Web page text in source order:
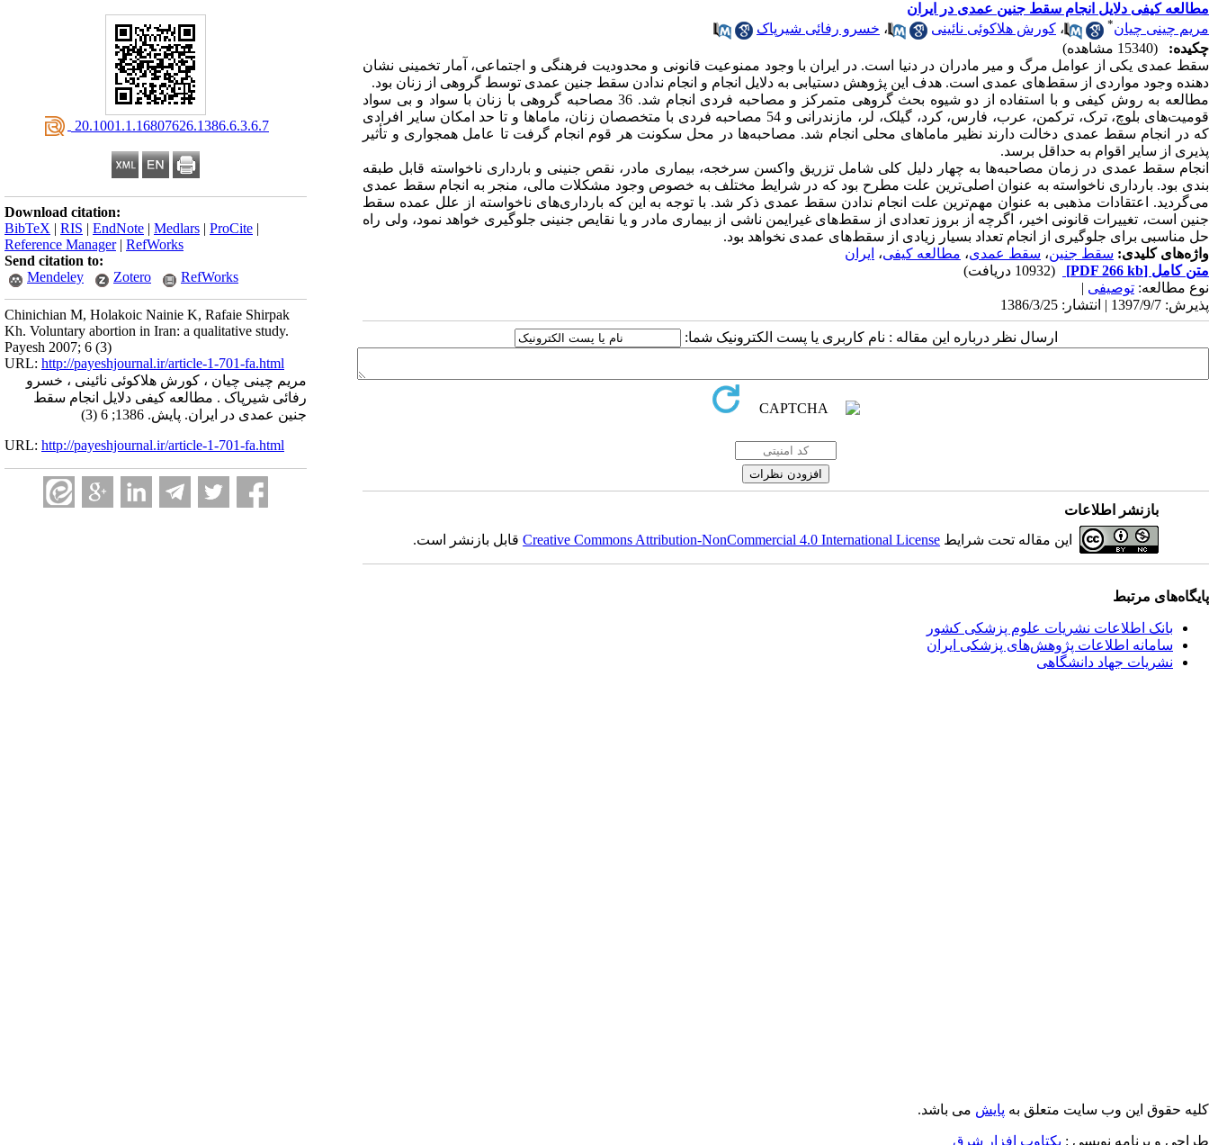
‎ 20.1001.1.16807626.1386.6.3.6.7
Download citation:
BibTeX | RIS | EndNote | Medlars | ProCite |
Reference Manager| RefWorks
Send citation to:
Mendeley
Zotero RefWorks
Chinichian M, Holakoic Nainie K, Rafaie Shirpak
Kh. Voluntary abortion in Iran: a qualitative study.
Payesh 2007; 6 (3)
URL: http://payeshjournal.ir/article-1-701-fa.html
مریم چینی چیان ، کورش هلاکوئی نائینی ، خسرو
رفائی شیرپاک . مطالعه کیفی دلایل انجام سقط
جنین عمدی در ایران. پایش. 1386; 6 (3)
URL: http://payeshjournal.ir/article-1-701-fa.html
مطالعه کیفی دلایل انجام سقط جنین عمدی در ایران
مریم چینی چیان* ، کورش هلاکوئی نائینی ، خسرو رفائی شیرپاک
چکیده:
(15340 مشاهده)
سقط عمدی یکی از عوامل مرگ و میر مادران در دنیا است. در ایران با وجود ممنوعیت قانونی و محدودیت فرهنگی و اجتماعی، آمار تخمینی نشان
دهنده وجود مواردی از سقط‌های عمدی است. هدف این پژوهش دستیابی به دلایل انجام و انجام ندادن سقط جنین عمدی توسط گروهی از زنان بود.
مطالعه به روش کیفی و با استفاده از دو شیوه بحث گروهی متمرکز و مصاحبه فردی انجام شد. 36 مصاحبه گروهی با زنان با سواد و بی سواد
قومیت‌های بلوچ، ترک، ترکمن، عرب، فارس، کرد، گیلک، لر، مازندرانی و 54 مصاحبه فردی با متخصصان زنان، ماماها و تا حد امکان سایر افرادی
که در انجام سقط عمدی دخالت دارند نظیر ماماهای محلی انجام شد. مصاحبه‌ها در محل سکونت هر قوم انجام گرفت تا عامل همجواری و تأثیر
پذیری از سایر اقوام به حداقل برسد.
انجام سقط عمدی در زمان مصاحبه‌ها به چهار دلیل کلی شامل تزریق واکسن سرخجه، بیماری مادر، نقص جنینی و بارداری ناخواسته قابل طبقه
بندی بود. بارداری ناخواسته به عنوان اصلی‌ترین علت مطرح بود که در شرایط مختلف به خصوص وجود مشکلات مالی، منجر به انجام سقط عمدی
می‌گردید. اعتقادات مذهبی به عنوان مهم‌ترین علت انجام ندادن سقط عمدی ذکر شد. با توجه به این که بارداری‌های ناخواسته از علل عمده سقط
جنین است، تغییرات قانونی اخیر، اگرچه از بروز تعدادی از سقط‌های غیرایمن ناشی از بیماری مادر و یا نقایص جنینی جلوگیری خواهد نمود، ولی راه
حل مناسبی برای جلوگیری از انجام تعداد بسیار زیادی از سقط‌های عمدی نخواهد بود.
واژه‌های کلیدی: سقط جنین، سقط عمدی، مطالعه کیفی، ایران
متن کامل [PDF 266 kb]
(10932 دریافت)
نوع مطالعه: توصیفی |
پذیرش: 1397/9/7 | انتشار: 1386/3/25
ارسال نظر درباره این مقاله : نام کاربری یا پست الکترونیک شما:
بازنشر اطلاعات
این مقاله تحت شرایط Creative Commons Attribution-NonCommercial 4.0 International Licenseقابل بازنشر است.
پایگاه‌های مرتبط
بانک اطلاعات نشریات علوم پزشکی کشور
سامانه اطلاعات پژوهش‌های پزشکی ایران
نشریات جهاد دانشگاهی
کلیه حقوق این وب سایت متعلق به پایش می باشد.
طراحی و برنامه نویسی : یکتاوب افزار شرق